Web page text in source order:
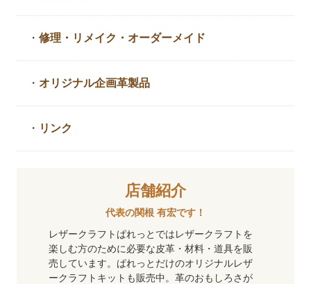
・修理・リメイク・ オーダーメイド
・ オリジナル企画革製品
・ リンク
店舗紹介
代表の関根 有宏です！
レザークラフトぱれっとではレザークラフトを
楽しむ方のために必要な皮革・材料・道具を販
売しています。ぱれっとだけのオリジナルレザ
ークラフトキットも販売中。革のおもしろさが